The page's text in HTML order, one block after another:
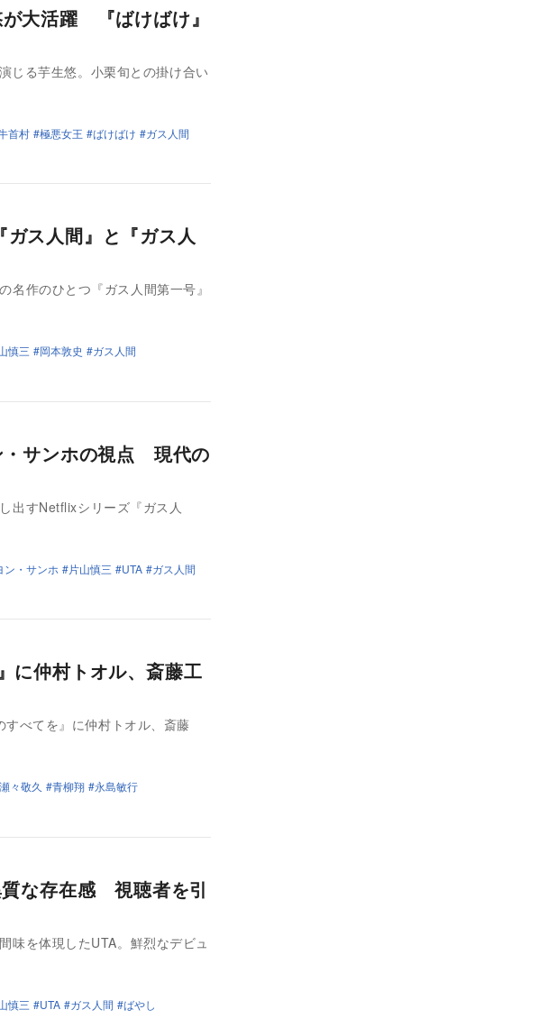
が大活躍 『ばけばけ』
じる芋生悠。小栗旬との掛け合い
首村 極悪女王 ばけばけ ガス人間
ス人間』と『ガス人
名作のひとつ『ガス人間第一号』
慎三 岡本敦史
ガス人間
・サンホの視点 現代の
出すNetflixシリーズ『ガス人
ン・サンホ 片山慎三 UTA ガス人間
に仲村トオル、斎藤工
べてを』に仲村トオル、斎藤
瀬々敬久 青柳翔
永島敏行
質な存在感 視聴者を引
味を体現したUTA。鮮烈なデビュ
慎三 UTA ガス人間 ばやし